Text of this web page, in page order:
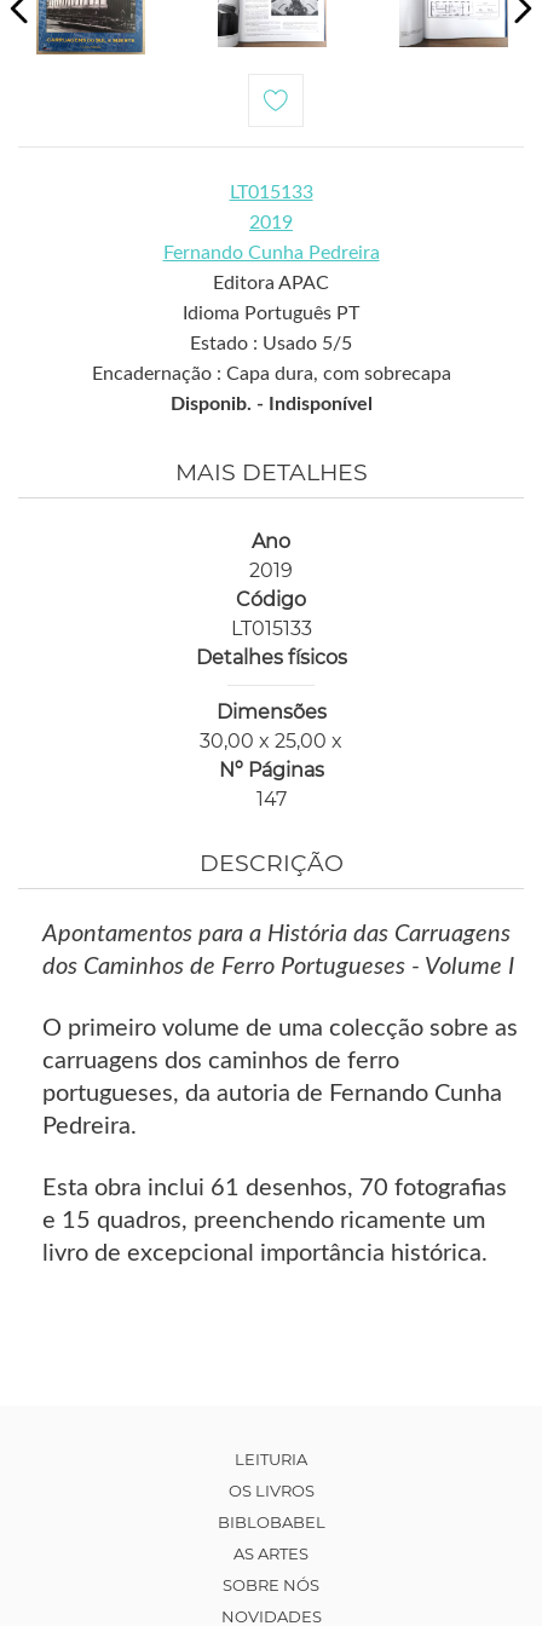
LT015133
2019
Fernando Cunha Pedreira
Editora APAC
Idioma Português PT
Estado : Usado 5/5
Encadernação : Capa dura, com sobrecapa
Disponib. -
Indisponível
MAIS DETALHES
Ano
2019
Código
LT015133
Detalhes físicos
Dimensões
30,00 x 25,00 x
Nº Páginas
147
DESCRIÇÃO
Apontamentos para a História das Carruagens
dos Caminhos de Ferro Portugueses - Volume I
O primeiro volume de uma colecção sobre as
carruagens dos caminhos de ferro
portugueses, da autoria de Fernando Cunha
Pedreira.
Esta obra inclui 61 desenhos, 70 fotografias
e 15 quadros, preenchendo ricamente um
livro de excepcional importância histórica.
LEITURIA
OS LIVROS
BIBLOBABEL
AS ARTES
SOBRE NÓS
NOVIDADES